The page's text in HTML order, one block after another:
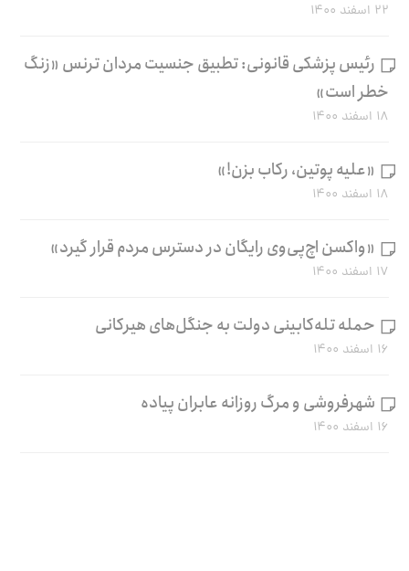
۲۲ اسفند ۱۴۰۰
رئیس پزشکی قانونی: تطبیق جنسیت مردان ترنس «زنگ
خطر است»
۱۸ اسفند ۱۴۰۰
«علیه پوتین، رکاب بزن!»
۱۸ اسفند ۱۴۰۰
«واکسن اچ‌پی‌وی رایگان در دسترس مردم قرار گیرد»
۱۷ اسفند ۱۴۰۰
حمله تله‌کابینی دولت به جنگل‌های هیرکانی
۱۶ اسفند ۱۴۰۰
شهرفروشی و مرگ روزانه عابران پیاده
۱۶ اسفند ۱۴۰۰